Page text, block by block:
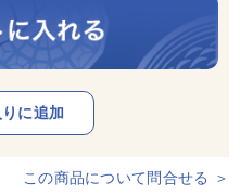
この商品について問合せる ＞